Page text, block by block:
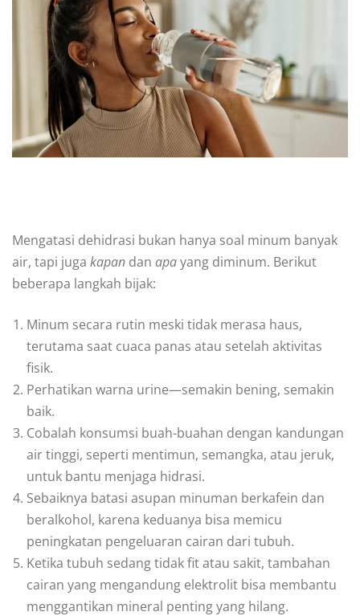
Mengatasi dehidrasi bukan hanya soal minum banyak
air, tapi juga kapan dan apayang diminum. Berikut
beberapa langkah bijak:
Minum secara rutin meski tidak merasa haus,
terutama saat cuaca panas atau setelah aktivitas
fisik.
Perhatikan warna urine—semakin bening, semakin
baik.
Cobalah konsumsi buah-buahan dengan kandungan
air tinggi, seperti mentimun, semangka, atau jeruk,
untuk bantu menjaga hidrasi.
Sebaiknya batasi asupan minuman berkafein dan
beralkohol, karena keduanya bisa memicu
peningkatan pengeluaran cairan dari tubuh.
Ketika tubuh sedang tidak fit atau sakit, tambahan
cairan yang mengandung elektrolit bisa membantu
menggantikan mineral penting yang hilang.